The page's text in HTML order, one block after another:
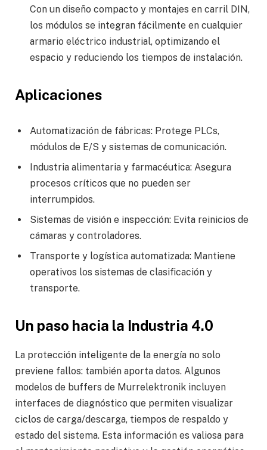
Con un diseño compacto y montajes en carril DIN,
los módulos se integran fácilmente en cualquier
armario eléctrico industrial, optimizando el
espacio y reduciendo los tiempos de instalación.
Aplicaciones
Automatización de fábricas: Protege PLCs,
módulos de E/S y sistemas de comunicación.
Industria alimentaria y farmacéutica: Asegura
procesos críticos que no pueden ser
interrumpidos.
Sistemas de visión e inspección: Evita reinicios de
cámaras y controladores.
Transporte y logística automatizada: Mantiene
operativos los sistemas de clasificación y
transporte.
Un paso hacia la Industria 4.0
La protección inteligente de la energía no solo
previene fallos: también aporta datos. Algunos
modelos de buffers de Murrelektronik incluyen
interfaces de diagnóstico que permiten visualizar
ciclos de carga/descarga, tiempos de respaldo y
estado del sistema. Esta información es valiosa para